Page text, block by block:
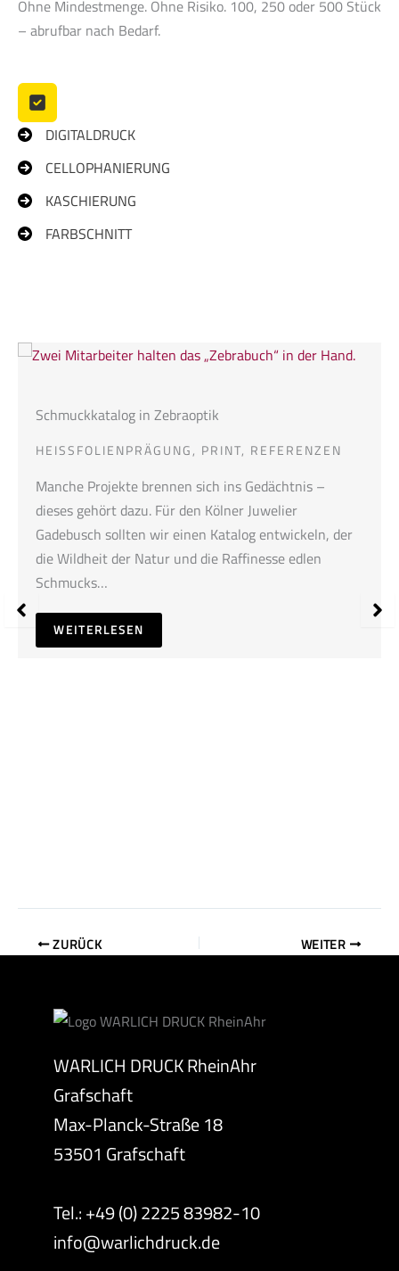
Ohne Mindestmenge. Ohne Risiko. 100, 250 oder 500 Stück
– abrufbar nach Bedarf.
DIGITALDRUCK
CELLOPHANIERUNG
KASCHIERUNG
FARBSCHNITT
Schmuckkatalog in Zebraoptik
HEISSFOLIENPRÄGUNG , PRINT, REFERENZEN
Manche Projekte brennen sich ins Gedächtnis –
dieses gehört dazu. Für den Kölner Juwelier
Gadebusch sollten wir einen Katalog entwickeln, der
die Wildheit der Natur und die Raffinesse edlen
Schmucks…
WEITERLESEN
ZURÜCK WEITER
WARLICH DRUCK RheinAhr
Grafschaft
Max-Planck-Straße 18
53501 Grafschaft
Tel.: +49 (0) 2225 83982-10
info@warlichdruck.de